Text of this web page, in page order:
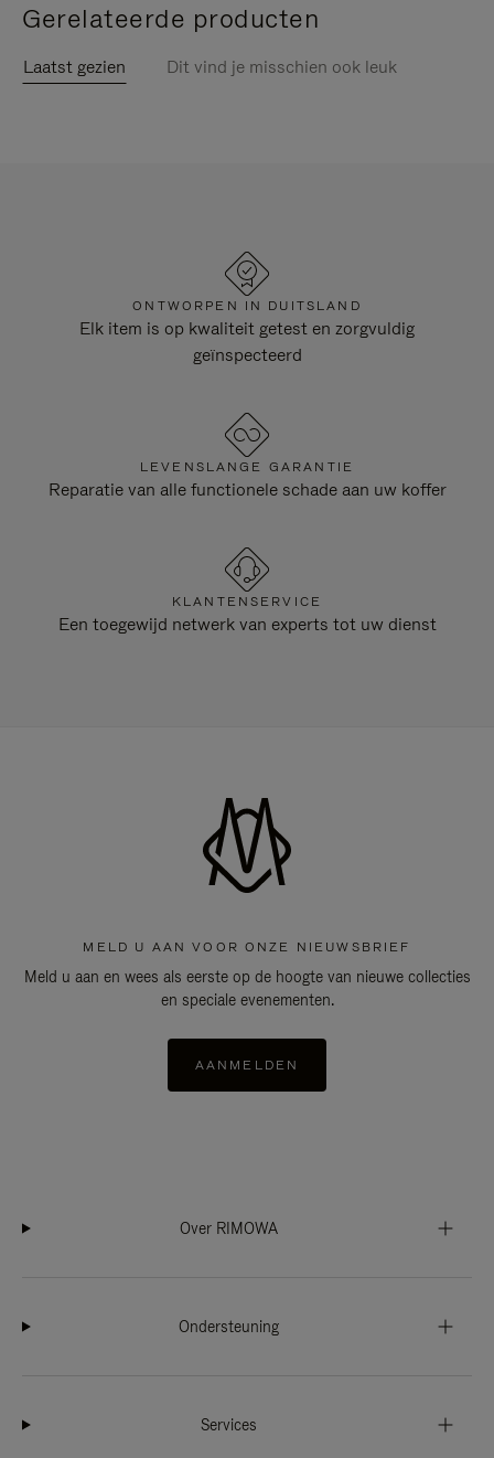
Gerelateerde producten
Laatst gezien Dit vind je misschien ook leuk
ONTWORPEN IN DUITSLAND
Elk item is op kwaliteit getest en zorgvuldig
geïnspecteerd
LEVENSLANGE GARANTIE
Reparatie van alle functionele schade aan uw koffer
KLANTENSERVICE
Een toegewijd netwerk van experts tot uw dienst
MELD U AAN VOOR ONZE NIEUWSBRIEF
Meld u aan en wees als eerste op de hoogte van nieuwe collecties
en speciale evenementen.
AANMELDEN
Over RIMOWA
Ondersteuning
Services